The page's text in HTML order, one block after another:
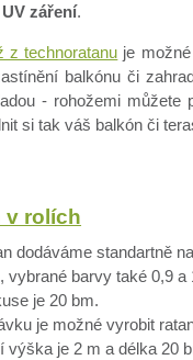
záření.
z technoratanu je
balkónu či
- rohožemi můžete
si tak váš balkón či
v rolích
dodáváme standartně
vybrané barvy také 0,9 a
je 20 bm.
je možné vyrobit
výška je 2 m a délka 20